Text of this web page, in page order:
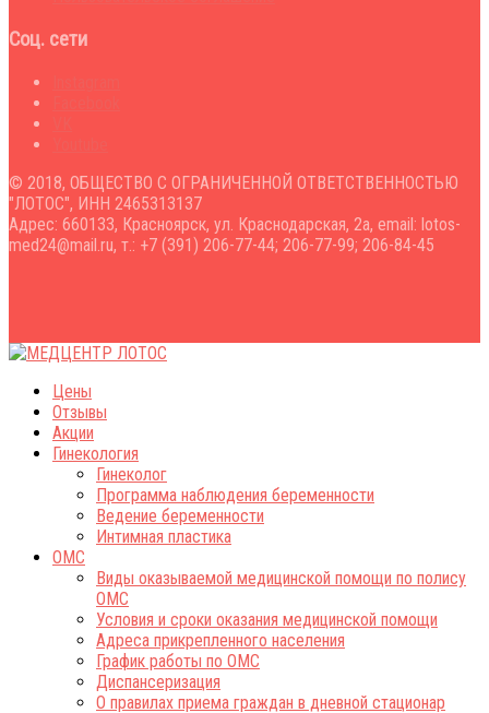
Соц. сети
© 2018, ОБЩЕСТВО С ОГРАНИЧЕННОЙ ОТВЕТСТВЕННОСТЬЮ
"ЛОТОС", ИНН 2465313137
Адрес: 660133, Красноярск, ул. Краснодарская, 2а, email: lotos-
med24@mail.ru, т.: +7 (391) 206-77-44; 206-77-99; 206-84-45
Цены
Отзывы
Акции
Гинекология
Гинеколог
Программа наблюдения беременности
Ведение беременности
Интимная пластика
ОМС
Виды оказываемой медицинской помощи по полису
ОМС
Условия и сроки оказания медицинской помощи
Адреса прикрепленного населения
График работы по ОМС
Диспансеризация
О правилах приема граждан в дневной стационар